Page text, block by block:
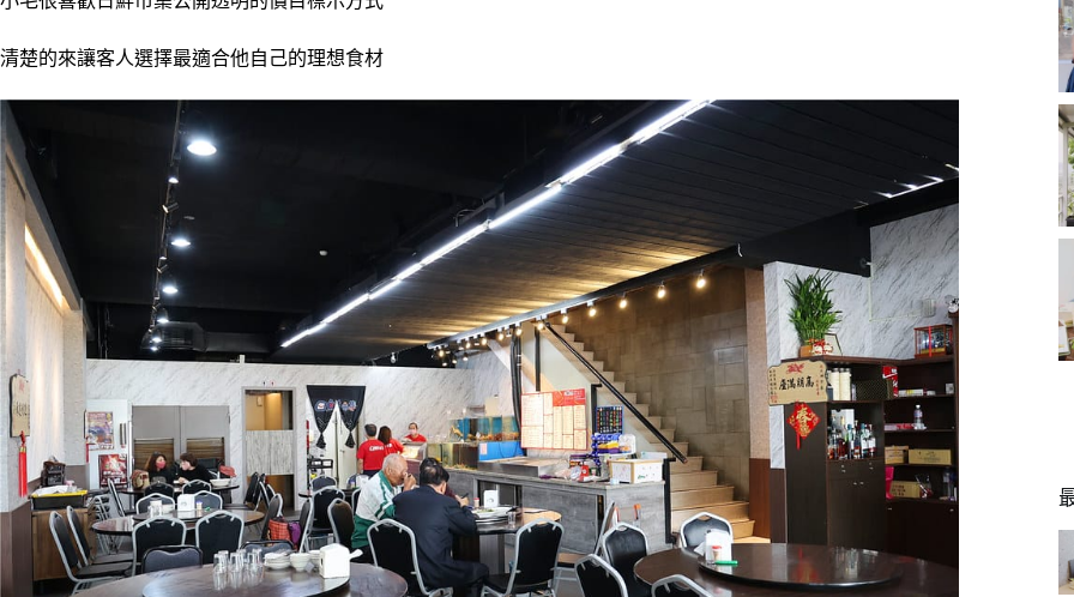
清楚的來讓客人選擇最適合他自己的理想食材